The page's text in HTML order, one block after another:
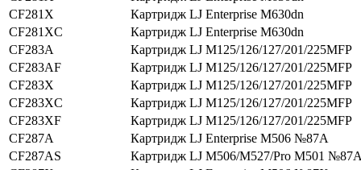
CF281X
Картридж LJ Enterprise M630dn
CF281XC
Картридж LJ Enterprise M630dn
CF283A
Картридж LJ M125/126/127/201/225MFP
CF283AF
Картридж LJ M125/126/127/201/225MFP
CF283X
Картридж LJ M125/126/127/201/225MFP
CF283XC
Картридж LJ M125/126/127/201/225MFP
CF283XF
Картридж LJ M125/126/127/201/225MFP
CF287A
Картридж LJ Enterprise M506 №87A
CF287AS
Картридж LJ M506/M527/Pro M501